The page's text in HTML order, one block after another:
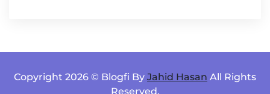
Copyright 2026 © Blogfi By Jahid Hasan All Rights
Reserved.